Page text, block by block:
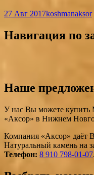
27 Авг 2017koshmanaksor
Навигация по
Наше
У нас Вы можете купить
«Аксор» в Нижнем
Компания «Аксор» даёт
Натуральный камень на
Телефон: 8 910 798-01-07.